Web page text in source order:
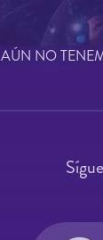
AÚN NO